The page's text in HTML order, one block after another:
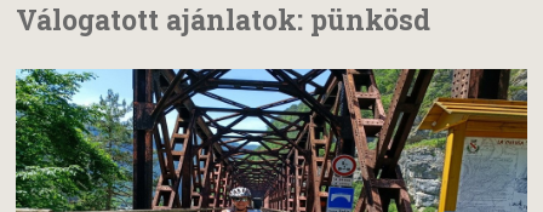
Válogatott ajánlatok: pünkösd